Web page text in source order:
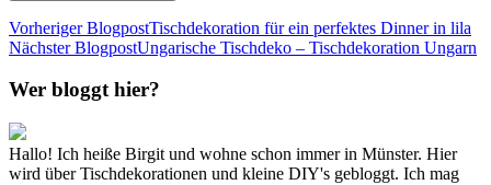
Vorheriger BlogpostTischdekoration für ein perfektes Dinner in lila
Nächster BlogpostUngarische Tischdeko – Tischdekoration Ungarn
Wer bloggt hier?
Hallo! Ich heiße Birgit und wohne schon immer in Münster. Hier
wird über Tischdekorationen und kleine DIY's gebloggt. Ich mag